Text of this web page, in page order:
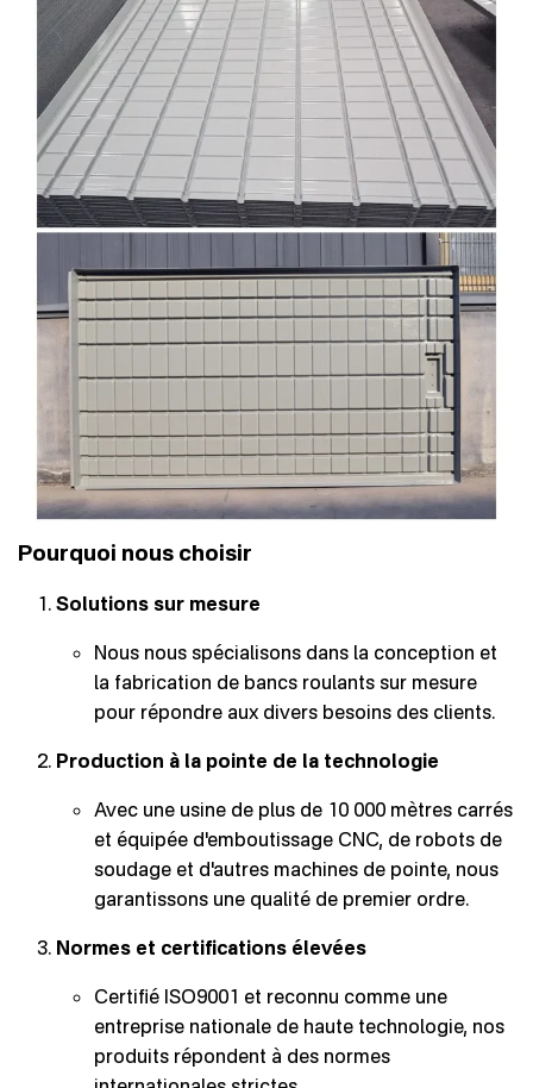
Pourquoi nous choisir
Solutions sur mesure
Nous nous spécialisons dans la conception et
la fabrication de bancs roulants sur mesure
pour répondre aux divers besoins des clients.
Production à la pointe de la technologie
Avec une usine de plus de 10 000 mètres carrés
et équipée d'emboutissage CNC, de robots de
soudage et d'autres machines de pointe, nous
garantissons une qualité de premier ordre.
Normes et certifications élevées
Certifié ISO9001 et reconnu comme une
entreprise nationale de haute technologie, nos
produits répondent à des normes